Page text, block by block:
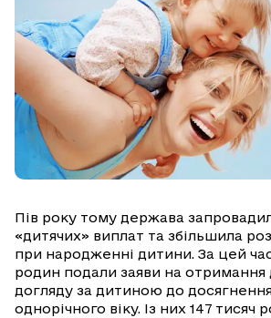
Пів року тому держава
«дитячих» виплат та збільшила
при народженні дитини. За цей
родин подали заяви на
догляду за дитиною до
однорічного віку. Із них 147 тисяч